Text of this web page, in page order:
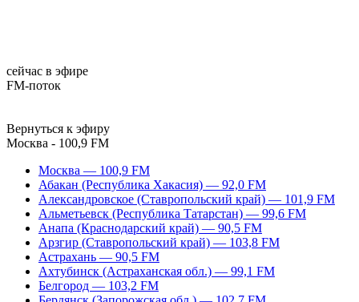
сейчас в эфире
FM-поток
Вернуться к эфиру
Москва - 100,9 FM
Москва — 100,9 FM
Абакан (Республика Хакасия) — 92,0 FM
Александровское (Ставропольский край) — 101,9 FM
Альметьевск (Республика Татарстан) — 99,6 FM
Анапа (Краснодарский край) — 90,5 FM
Арзгир (Ставропольский край) — 103,8 FM
Астрахань — 90,5 FM
Ахтубинск (Астраханская обл.) — 99,1 FM
Белгород — 103,2 FM